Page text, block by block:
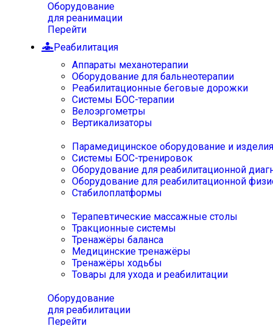
Оборудование
для реанимации
Перейти
Реабилитация
Аппараты механотерапии
Оборудование для бальнеотерапии
Реабилитационные беговые дорожки
Системы БОС-терапии
Велоэргометры
Вертикализаторы
Парамедицинское оборудование и изделия
Системы БОС-тренировок
Оборудование для реабилитационной
Оборудование для реабилитационной
Стабилоплатформы
Терапевтические массажные столы
Тракционные системы
Тренажёры баланса
Медицинские тренажёры
Тренажёры ходьбы
Товары для ухода и реабилитации
Оборудование
для реабилитации
Перейти